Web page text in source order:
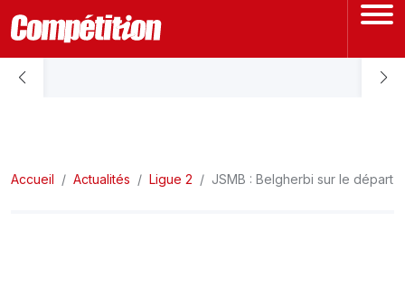
ACCUEIL
LIGUE 2
Accueil Actualités Ligue 2 JSMB : Belgherbi sur le départ